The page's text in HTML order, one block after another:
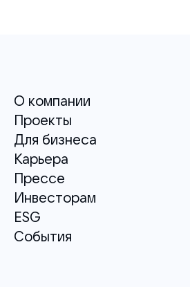
О компании
Проекты
Для бизнеса
Карьера
Прессе
Инвесторам
ESG
События